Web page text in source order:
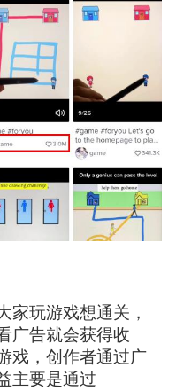
家玩游戏想通关，
广告就会获得收
戏，创作者通过广
主要是通过